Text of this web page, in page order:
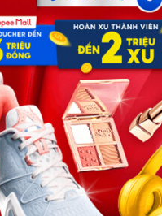
Số 81, ngõ 68, đường Cầu
Quận Cầu Giấy, TP Hà
SĐT: 0981 448 766
Email:
VỀ CHÚNG
là website cung cấp
nghiệp do
nhân sự tuyển dụng, người
thông tin và đáp ứng được
NỐI